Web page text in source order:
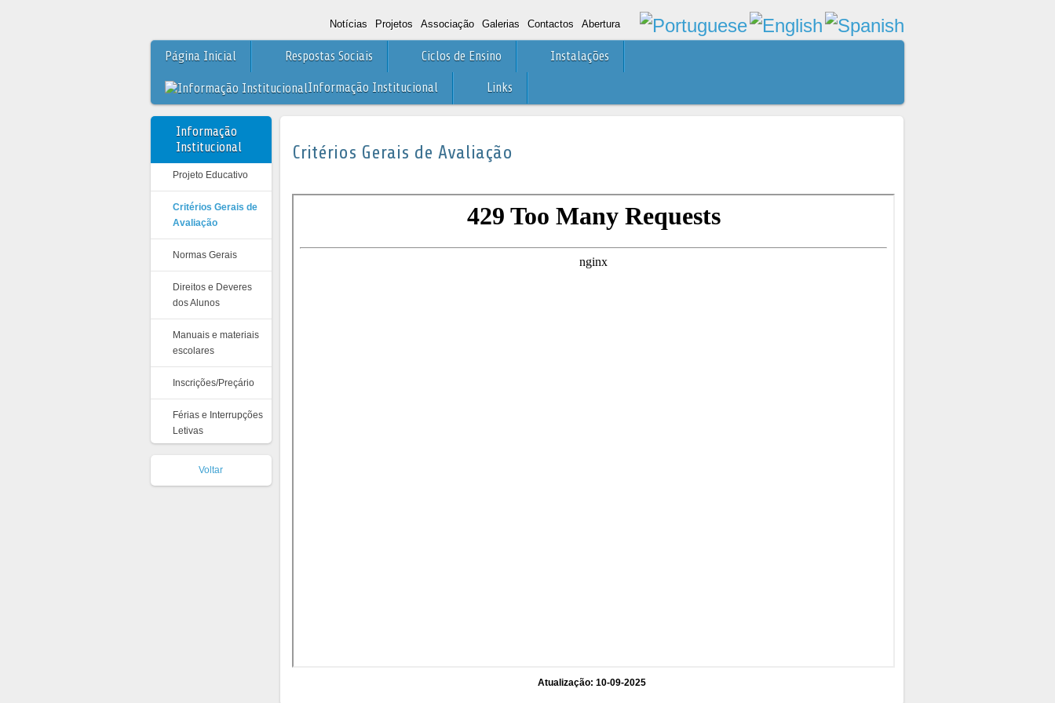
Notícias Projetos Associação Galerias Contactos Abertura
Página Inicial Respostas Sociais Ciclos de Ensino Instalações
Informação Institucional Links
Critérios Gerais de Avaliação
Atualização: 10-09-2025
Informação
Institucional
Projeto Educativo
Critérios Gerais de
Avaliação
Normas Gerais
Direitos e Deveres
dos Alunos
Manuais e materiais
escolares
Inscrições/Preçário
Férias e Interrupções
Letivas
Voltar